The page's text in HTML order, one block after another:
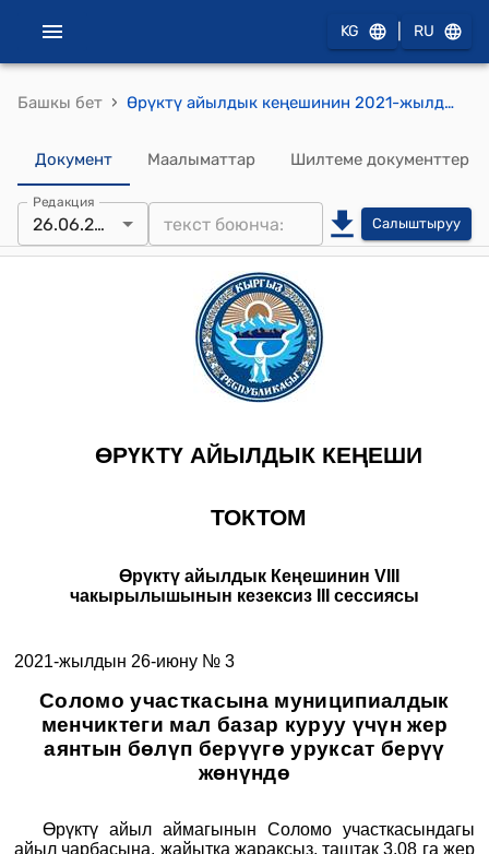
KG RU
Башкы бет › Өрүктү айылдык кеңешинин 2021-жылдын 26-июнундагы № 3 "Соломо участкасына муниципиалдык менчиктеги мал базар куруу үчүн жер аянтын бөлүп берүүгө уруксат берүү жөнүндө" токтому
Документ Маалыматтар Шилтеме документтер
Редакция
26.06.2021 Салыштыруу